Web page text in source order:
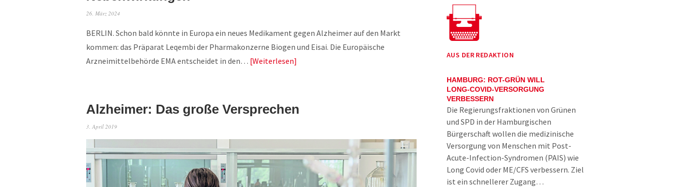
26. März 2024
BERLIN. Schon bald könnte in Europa ein neues Medikament gegen Alzheimer auf den Markt
kommen: das Präparat Leqembi der Pharmakonzerne Biogen und Eisai. Die Europäische
Arzneimittelbehörde EMA entscheidet in den… Weiterlesen
Alzheimer: Das große Versprechen
3. April 2019
AUS DER REDAKTION
HAMBURG: ROT-GRÜN WILL
LONG-COVID-VERSORGUNG
VERBESSERN
Die Regierungsfraktionen von Grünen
und SPD in der Hamburgischen
Bürgerschaft wollen die medizinische
Versorgung von Menschen mit Post-
Acute-Infection-Syndromen (PAIS) wie
Long Covid oder ME/CFS verbessern. Ziel
ist ein schnellerer Zugang…